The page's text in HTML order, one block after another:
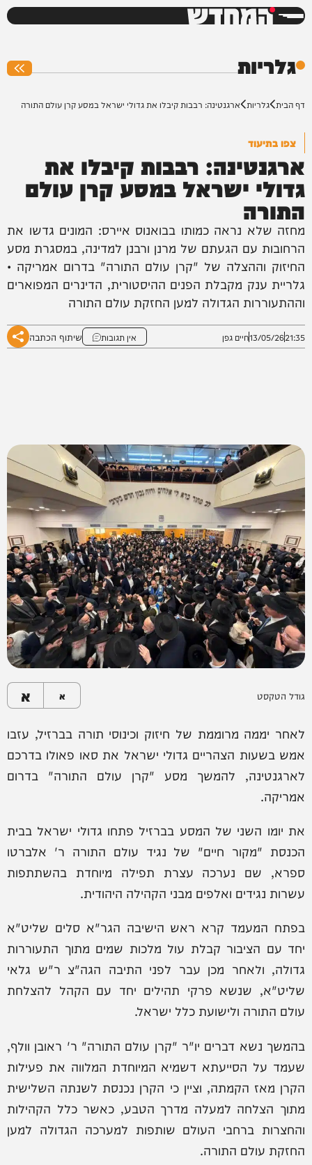
המחדש
גלריות
דף הבית גלריות ארגנטינה: רבבות קיבלו את גדולי ישראל במסע קרן עולם התורה
צפו בתיעוד
ארגנטינה: רבבות קיבלו את
גדולי ישראל במסע קרן עולם
התורה
מחזה שלא נראה כמותו בבואנוס איירס: המונים גדשו את
הרחובות עם הגעתם של מרנן ורבנן למדינה, במסגרת מסע
החיזוק וההצלה של "קרן עולם התורה" בדרום אמריקה •
גלריית ענק מקבלת הפנים ההיסטורית, הדינרים המפוארים
וההתעוררות הגדולה למען החזקת עולם התורה
21:35
13/05/26חיים גפן אין תגובות שיתוף הכתבה
גודל הטקסט א א
לאחר יממה מרוממת של חיזוק וכינוסי תורה בברזיל, עזבו
אמש בשעות הצהריים גדולי ישראל את סאו פאולו בדרכם
לארגנטינה, להמשך מסע "קרן עולם התורה" בדרום
אמריקה.
את יומו השני של המסע בברזיל פתחו גדולי ישראל בבית
הכנסת "מקור חיים" של נגיד עולם התורה ר' אלברטו
ספרא, שם נערכה עצרת תפילה מיוחדת בהשתתפות
עשרות נגידים ואלפים מבני הקהילה היהודית.
בפתח המעמד קרא ראש הישיבה הגר"א סלים שליט"א
יחד עם הציבור קבלת עול מלכות שמים מתוך התעוררות
גדולה, ולאחר מכן עבר לפני התיבה הגה"צ ר"ש גלאי
שליט"א, שנשא פרקי תהילים יחד עם הקהל להצלחת
עולם התורה ולישועת כלל ישראל.
בהמשך נשא דברים יו"ר "קרן עולם התורה" ר' ראובן וולף,
שעמד על הסייעתא דשמיא המיוחדת המלווה את פעילות
הקרן מאז הקמתה, וציין כי הקרן נכנסת לשנתה השלישית
מתוך הצלחה למעלה מדרך הטבע, כאשר כלל הקהילות
והחצרות ברחבי העולם שותפות למערכה הגדולה למען
החזקת עולם התורה.